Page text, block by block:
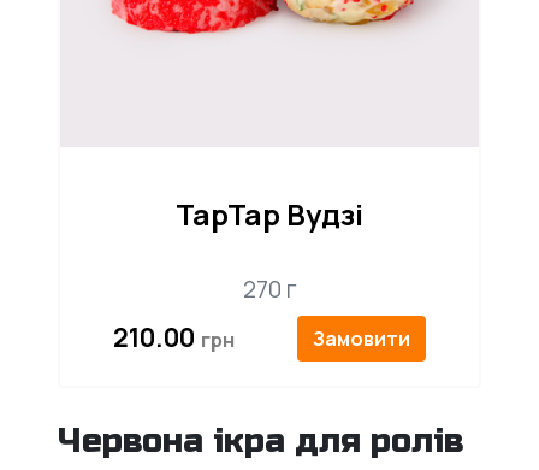
ТарТар Вудзі
270 г
210.00 Замовити
Червона ікра для ролів